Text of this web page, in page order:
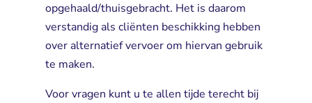
opgehaald/thuisgebracht. Het is daarom
verstandig als cliënten beschikking hebben
over alternatief vervoer om hiervan gebruik
te maken.
Voor vragen kunt u te allen tijde terecht bij